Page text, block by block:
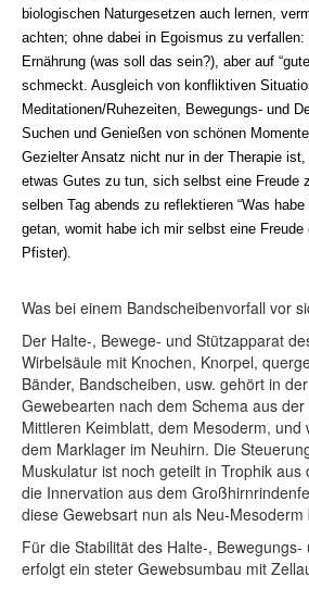
biologischen Naturgesetzen auch lernen,
achten; ohne dabei in Egoismus zu verfallen:
Ernährung (was soll das sein?), aber auf
schmeckt. Ausgleich von konfliktiven
Meditationen/Ruhezeiten, Bewegungs- und
Suchen und Genießen von schönen
Gezielter Ansatz nicht nur in der Therapie
etwas Gutes zu tun, sich selbst eine Freude
selben Tag abends zu reflektieren “Was
getan, womit habe ich mir selbst eine Freude
Pfister).
Was bei einem Bandscheibenvorfall vor
Der Halte-, Bewege- und Stützapparat
Wirbelsäule mit Knochen, Knorpel,
Bänder, Bandscheiben, usw. gehört in
Gewebearten nach dem Schema aus
Mittleren Keimblatt, dem Mesoderm, und
dem Marklager im Neuhirn. Die
Muskulatur ist noch geteilt in Trophik aus
die Innervation aus dem
diese Gewebsart nun als Neu-Mesoderm
Für die Stabilität des Halte-,
erfolgt ein steter Gewebsumbau mit